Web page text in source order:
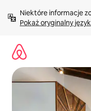
treści Pokaż oryginalny język